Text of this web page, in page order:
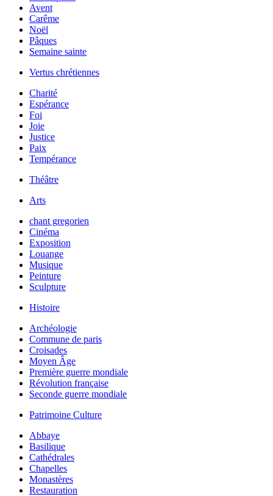
Avent
Carême
Noël
Pâques
Semaine sainte
Vertus chrétiennes
Charité
Espérance
Foi
Joie
Justice
Paix
Tempérance
Théâtre
Arts
chant gregorien
Cinéma
Exposition
Louange
Musique
Peinture
Sculpture
Histoire
Archéologie
Commune de paris
Croisades
Moyen Âge
Première guerre mondiale
Révolution française
Seconde guerre mondiale
Patrimoine Culture
Abbaye
Basilique
Cathédrales
Chapelles
Monastères
Restauration